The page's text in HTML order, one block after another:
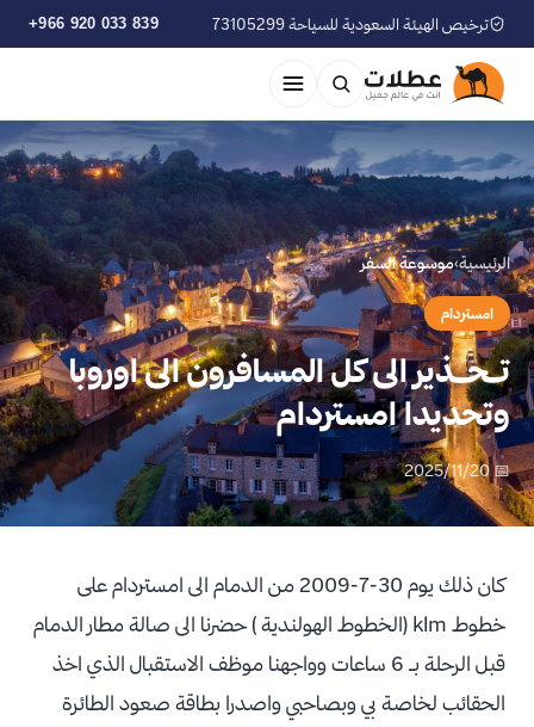
ترخيص الهيئة السعودية للسياحة 73105299 +966 920 033 839
الرئيسية›موسوعة السفر
امستردام
تــحـــذير الى كل المسافرون الى اوروبا
وتحديدا امستردام
📅 2025/11/20
كان ذلك يوم 30-7-2009 من الدمام الى امستردام على
خطوط klm (الخطوط الهولندية ) حضرنا الى صالة مطار الدمام
قبل الرحلة بـ 6 ساعات وواجهنا موظف الاستقبال الذي اخذ
الحقائب لخاصة بي وبصاحبي واصدرا بطاقة صعود الطائرة